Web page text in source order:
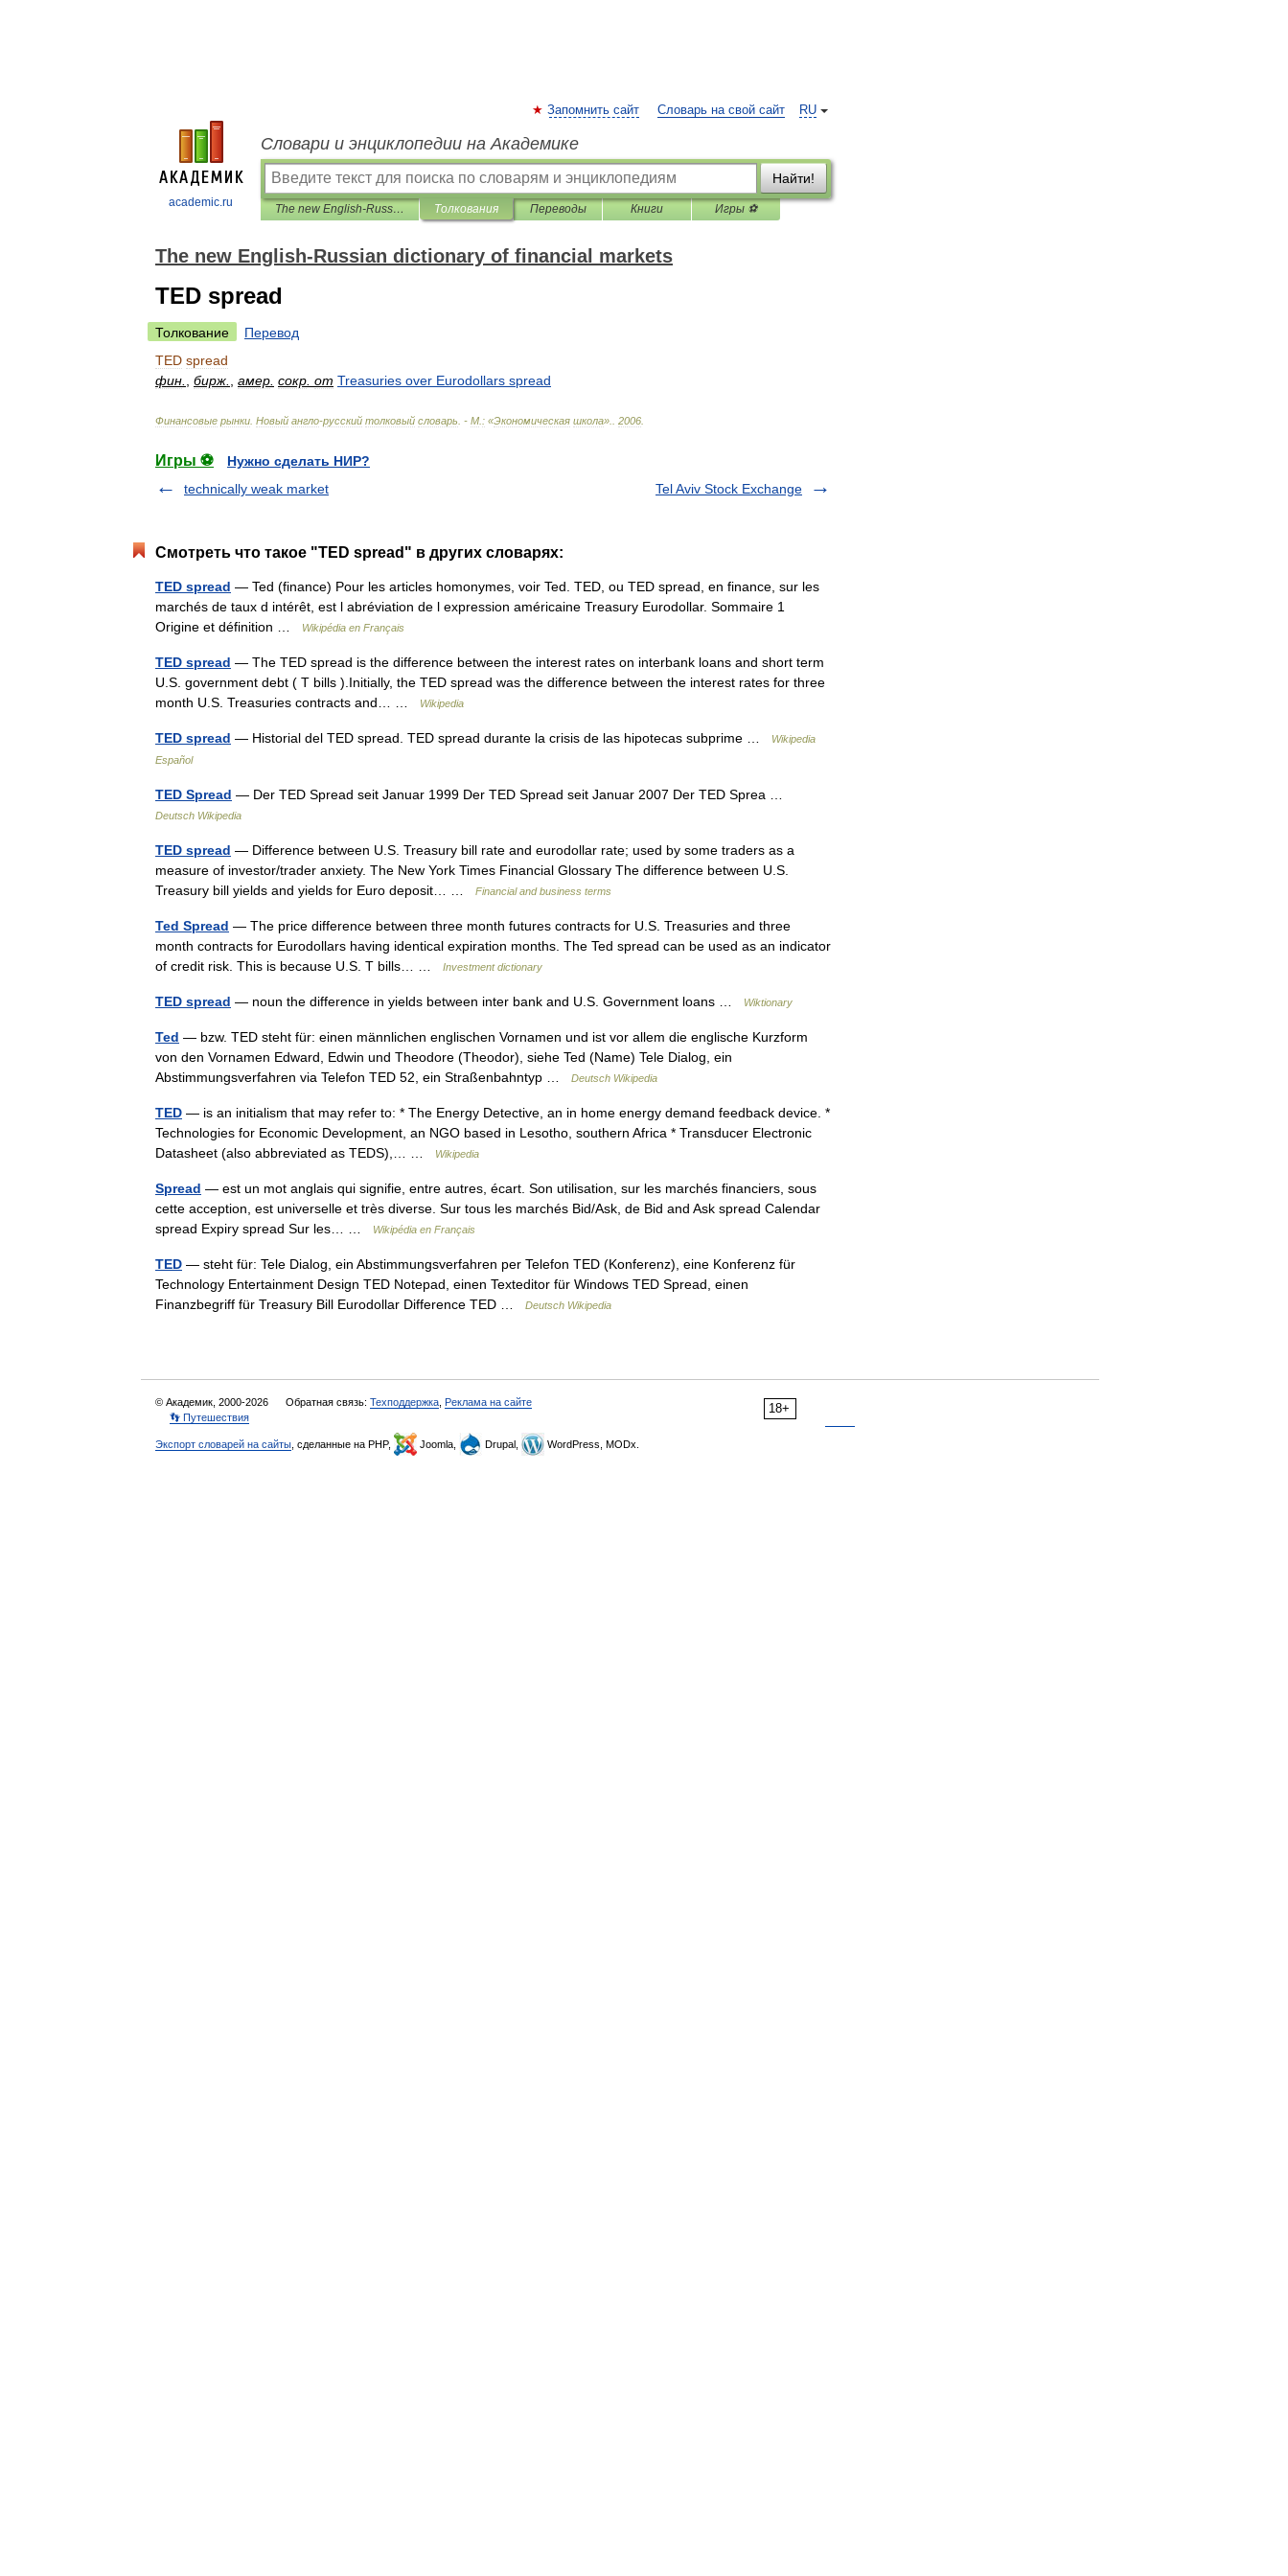
academic.ru
RU
Запомнить сайт Словарь на свой сайт
Словари и энциклопедии на Академике
Найти!
The new English-Russian dictionary of financial markets Толкования Переводы Книги Игры ⚽
The new English-Russian dictionary of financial markets
TED spread
Толкование
Перевод
TED spread
фин
бирж амер сокр от Treasuries over Eurodollars spread
Финансовые рынки Новый англо-русский толковый словарь . - М : «Экономическая школа». 2006
Игры ⚽
Нужно сделать НИР?
technically weak market
Tel Aviv Stock Exchange
Смотреть что такое "TED spread" в других словарях:
TED spread — Ted (finance) Pour les articles homonymes, voir Ted. TED, ou TED spread, en finance, sur les
marchés de taux d intérêt, est l abréviation de l expression américaine Treasury Eurodollar. Sommaire 1
Origine et définition …
Wikipédia en Français
TED spread — The TED spread is the difference between the interest rates on interbank loans and short term
U.S. government debt ( T bills ).Initially, the TED spread was the difference between the interest rates for three
month U.S. Treasuries contracts and… …
Wikipedia
TED spread — Historial del TED spread. TED spread durante la crisis de las hipotecas subprime …
Wikipedia
Español
TED Spread — Der TED Spread seit Januar 1999 Der TED Spread seit Januar 2007 Der TED Sprea …
Deutsch Wikipedia
TED spread — Difference between U.S. Treasury bill rate and eurodollar rate; used by some traders as a
measure of investor/trader anxiety. The New York Times Financial Glossary The difference between U.S.
Treasury bill yields and yields for Euro deposit… …
Financial and business terms
Ted Spread — The price difference between three month futures contracts for U.S. Treasuries and three
month contracts for Eurodollars having identical expiration months. The Ted spread can be used as an indicator
of credit risk. This is because U.S. T bills… …
Investment dictionary
TED spread — noun the difference in yields between inter bank and U.S. Government loans … Wiktionary
Ted — bzw. TED steht für: einen männlichen englischen Vornamen und ist vor allem die englische Kurzform
von den Vornamen Edward, Edwin und Theodore (Theodor), siehe Ted (Name) Tele Dialog, ein
Abstimmungsverfahren via Telefon TED 52, ein Straßenbahntyp …
Deutsch Wikipedia
TED — is an initialism that may refer to: * The Energy Detective, an in home energy demand feedback device. *
Technologies for Economic Development, an NGO based in Lesotho, southern Africa * Transducer Electronic
Datasheet (also abbreviated as TEDS),… …
Wikipedia
Spread — est un mot anglais qui signifie, entre autres, écart. Son utilisation, sur les marchés financiers, sous
cette acception, est universelle et très diverse. Sur tous les marchés Bid/Ask, de Bid and Ask spread Calendar
spread Expiry spread Sur les… …
Wikipédia en Français
TED — steht für: Tele Dialog, ein Abstimmungsverfahren per Telefon TED (Konferenz), eine Konferenz für
Technology Entertainment Design TED Notepad, einen Texteditor für Windows TED Spread, einen
Finanzbegriff für Treasury Bill Eurodollar Difference TED …
Deutsch Wikipedia
18+
© Академик, 2000-2026 Обратная связь: Техподдержка Реклама на сайте
👣 Путешествия
Экспорт словарей на сайты , сделанные на PHP, Joomla, Drupal, WordPress, MODx.